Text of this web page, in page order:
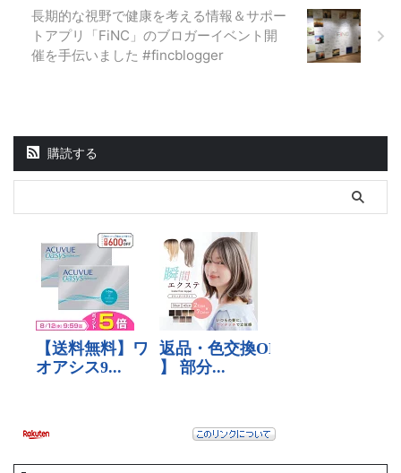
長期的な視野で健康を考える情報＆サポー
トアプリ「FiNC」のブロガーイベント開
催を手伝いました #fincblogger
購読する